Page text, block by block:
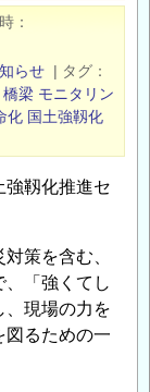
らせ | タグ
橋梁 モニタリン
化 国土強靱化
靱化推進セ
策を含む、
「強くてし
、現場の力を
図るための一